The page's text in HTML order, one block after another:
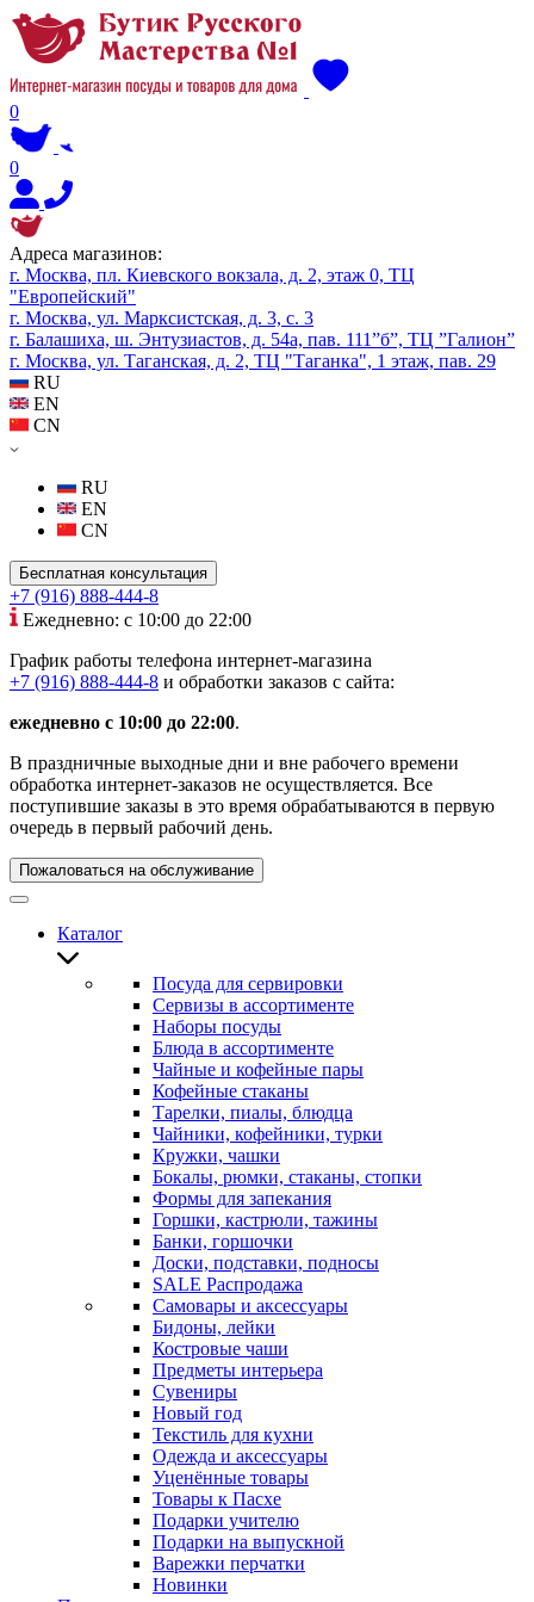
0
0
Адреса магазинов:
г. Москва, пл. Киевского вокзала, д. 2, этаж 0, ТЦ
"Европейский"
г. Москва, ул. Марксистская, д. 3, с. 3
г. Балашиха, ш. Энтузиастов, д. 54а, пав. 111”б”, ТЦ ”Галион”
г. Москва, ул. Таганская, д. 2, ТЦ "Таганка", 1 этаж, пав. 29
RU
EN
CN
RU
EN
CN
Бесплатная консультация
+7 (916) 888-444-8
Ежедневно: с 10:00 до 22:00
График работы телефона интернет-магазина
+7 (916) 888-444-8 и обработки заказов с сайта:
ежедневно с 10:00 до 22:00.
В праздничные выходные дни и вне рабочего времени
обработка интернет-заказов не осуществляется. Все
поступившие заказы в это время обрабатываются в первую
очередь в первый рабочий день.
Пожаловаться на обслуживание
Каталог
Посуда для сервировки
Сервизы в ассортименте
Наборы посуды
Блюда в ассортименте
Чайные и кофейные пары
Кофейные стаканы
Тарелки, пиалы, блюдца
Чайники, кофейники, турки
Кружки, чашки
Бокалы, рюмки, стаканы, стопки
Формы для запекания
Горшки, кастрюли, тажины
Банки, горшочки
Доски, подставки, подносы
SALE Распродажа
Самовары и аксессуары
Бидоны, лейки
Костровые чаши
Предметы интерьера
Сувениры
Новый год
Текстиль для кухни
Одежда и аксессуары
Уценённые товары
Товары к Пасхе
Подарки учителю
Подарки на выпускной
Варежки перчатки
Новинки